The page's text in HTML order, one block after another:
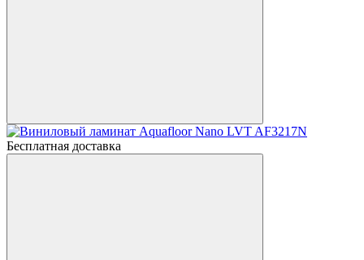
Бесплатная доставка